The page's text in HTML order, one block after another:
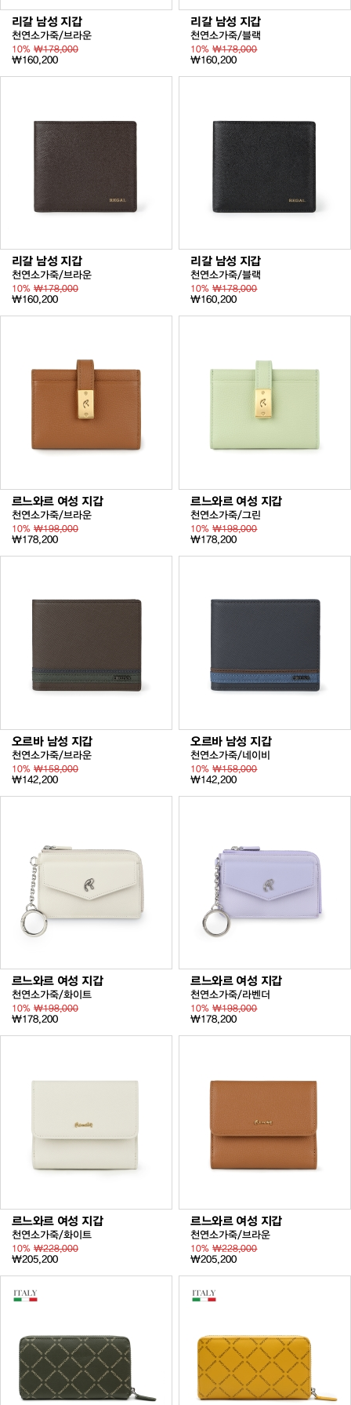
리갈 남성 지갑
천연소가죽/브라운
10% ₩178,000
₩160,200
리갈 남성 지갑
천연소가죽/블랙
10%₩178,000
₩160,200
리갈 남성 지갑
천연소가죽/브라운
10% ₩178,000
₩160,200
리갈 남성 지갑
천연소가죽/블랙
10%₩178,000
₩160,200
르느와르 여성 지갑
천연소가죽/브라운
10% ₩198,000
₩178,200
르느와르 여성 지갑
천연소가죽/그린
10%₩198,000
₩178,200
오르바 남성 지갑
천연소가죽/브라운
10% ₩158,000
₩142,200
오르바 남성 지갑
천연소가죽/네이비
10%₩158,000
₩142,200
르느와르 여성 지갑
천연소가죽/화이트
10% ₩198,000
₩178,200
르느와르 여성 지갑
천연소가죽/라벤더
10%₩198,000
₩178,200
르느와르 여성 지갑
천연소가죽/화이트
10% ₩228,000
₩205,200
르느와르 여성 지갑
천연소가죽/브라운
10%₩228,000
₩205,200